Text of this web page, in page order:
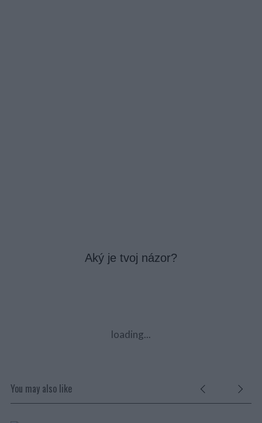
Aký je tvoj názor?
loading...
You may also like